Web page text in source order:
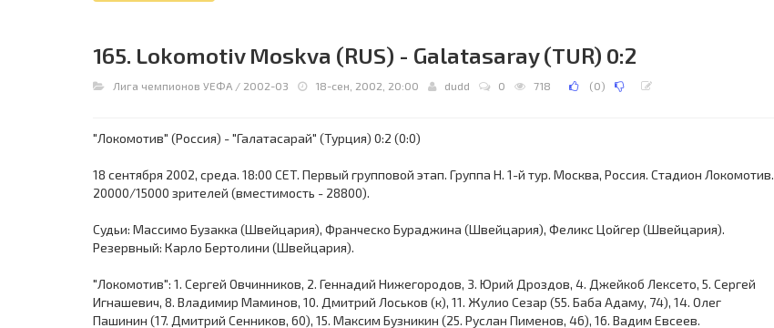
165. Lokomotiv Moskva (RUS) - Galatasaray (TUR) 0:2
Лига чемпионов УЕФА / 2002-03 18-сен, 2002, 20:00 dudd 0 718 (0)
"Локомотив" (Россия) - "Галатасарай" (Турция) 0:2 (0:0)
18 сентября 2002, среда. 18:00 CET. Первый групповой этап. Группа H. 1-й тур. Москва, Россия. Стадион Локомотив.
20000/15000 зрителей (вместимость - 28800).
Судьи: Массимо Бузакка (Швейцария), Франческо Бураджина (Швейцария), Феликс Цойгер (Швейцария).
Резервный: Карло Бертолини (Швейцария).
"Локомотив": 1. Сергей Овчинников, 2. Геннадий Нижегородов, 3. Юрий Дроздов, 4. Джейкоб Лексето, 5. Сергей
Игнашевич, 8. Владимир Маминов, 10. Дмитрий Лоськов (к), 11. Жулио Сезар (55. Баба Адаму, 74), 14. Олег
Пашинин (17. Дмитрий Сенников, 60), 15. Максим Бузникин (25. Руслан Пименов, 46), 16. Вадим Евсеев.